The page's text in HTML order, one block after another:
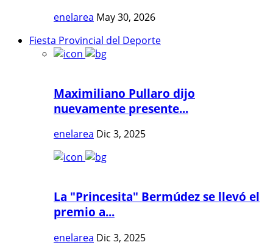
enelarea May 30, 2026
Fiesta Provincial del Deporte
Maximiliano Pullaro dijo
nuevamente presente...
enelarea Dic 3, 2025
La "Princesita" Bermúdez se llevó el
premio a...
enelarea Dic 3, 2025